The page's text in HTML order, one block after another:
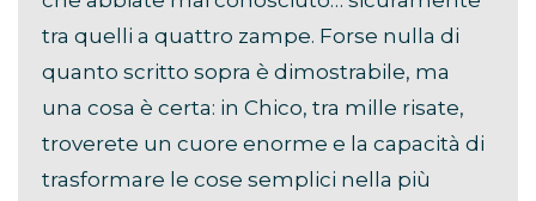
tra quelli a quattro zampe. Forse nulla di
quanto scritto sopra è dimostrabile, ma
una cosa è certa: in Chico, tra mille risate,
troverete un cuore enorme e la capacità di
trasformare le cose semplici nella più